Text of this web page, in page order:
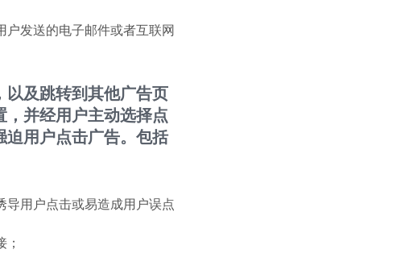
户发送的电子邮件或者互联网
以及跳转到其他广告页
并经用户主动选择点
用户点击广告。包括
导用户点击或易造成用户误点